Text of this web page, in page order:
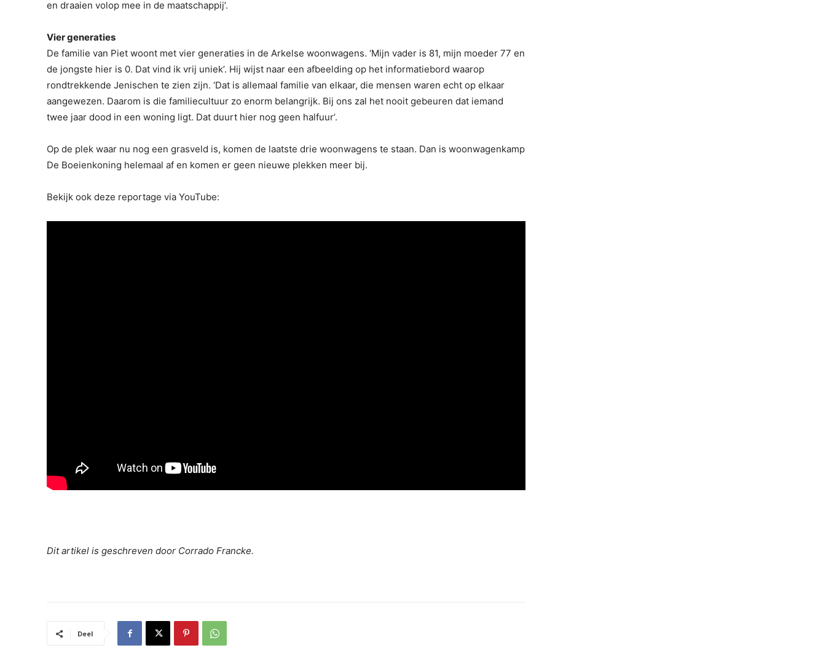
en draaien volop mee in de maatschappij’.
Vier generaties
De familie van Piet woont met vier generaties in de Arkelse woonwagens. ‘Mijn vader is 81, mijn moeder 77 en
de jongste hier is 0. Dat vind ik vrij uniek’. Hij wijst naar een afbeelding op het informatiebord waarop
rondtrekkende Jenischen te zien zijn. ‘Dat is allemaal familie van elkaar, die mensen waren echt op elkaar
aangewezen. Daarom is die familiecultuur zo enorm belangrijk. Bij ons zal het nooit gebeuren dat iemand
twee jaar dood in een woning ligt. Dat duurt hier nog geen halfuur’.
Op de plek waar nu nog een grasveld is, komen de laatste drie woonwagens te staan. Dan is woonwagenkamp
De Boeienkoning helemaal af en komen er geen nieuwe plekken meer bij.
Bekijk ook deze reportage via YouTube:
Dit artikel is geschreven door Corrado Francke.
Deel